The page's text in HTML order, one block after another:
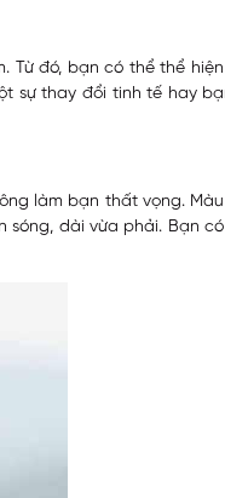
Từ đó, bạn có thể thể
sự thay đổi tinh tế hay
làm bạn thất vọng. Màu
dài vừa phải. Bạn